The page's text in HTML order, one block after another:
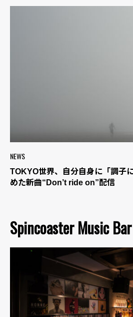
NEWS
TOKYO世界、自分自身に「調子
めた新曲“Don’t ride on”配信
Spincoaster Music